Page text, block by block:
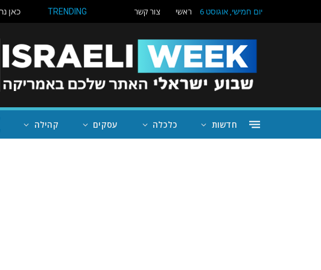
יום חמישי, אוגוסט 6 ראשי צור קשר TRENDING
חדשות כלכלה עסקים קהילה